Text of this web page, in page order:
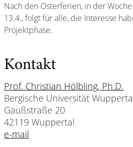
Nach den Osterferien, in der
13.4., folgt für alle, die Interesse
Projektphase.
Kontakt
Prof. Christian Hölbling, Ph.D.
Bergische Universität
Gaußstraße 20
42119 Wuppertal
e-mail